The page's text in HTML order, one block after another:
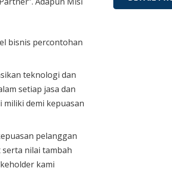
bisnis percontohan
teknologi dan
setiap jasa dan
miliki demi kepuasan
pelanggan
serta nilai tambah
kami